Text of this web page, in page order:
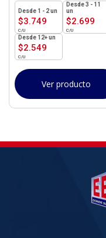
$3.749
1 - 2un
$2.699
3 - 11
un
$2.549
12+ un
Ver producto